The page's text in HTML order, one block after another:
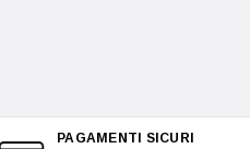
PAGAMENTI SICURI